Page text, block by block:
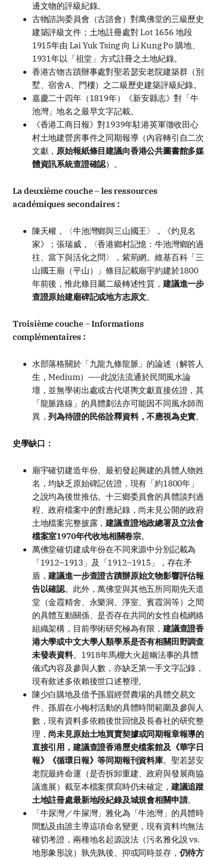
邊文物的評級紀錄。
古物諮詢委員會（古諮會）對萬佛堂的三級歷史
建築評級文件；土地註冊處對 Lot 1656 地段
1915年由 Lai Yuk Tsing 向 Li Kung Po 購地、
1931年以「祖堂」方式註冊之土地紀錄。
香港古物古蹟辦事處對聖若瑟安老院建築群（別
墅、宿舍A、門樓）之二級歷史建築評級紀錄。
嘉慶二十四年（1819年）《新安縣志》對「牛
池灣」地名之最早文字記載。
《香港工商日報》對1939年駐港英軍徵收田心
村土地建營房事件之同期報導（內容轉引自二次
文獻， 原始報紙條目建議向香港公共圖書館多媒
體資訊系統查證確認）。
La deuxième couche – les ressources
académiques secondaires :
陳天權，〈牛池灣鄉與三山國王〉，《灼見名
家》；張瑞威，〈香港鄉村記憶：牛池灣鄉的過
往、當下與活化之問〉，紫荊網。維基百科「三
山國王廟（平山）」條目記載廟宇約建於1800
年前後，惟此條目屬二級轉述性質， 建議進一步
查證原始建廟碑記或地方志原文。
Troisième couche – Informations
complémentaires :
水部落格關於「九龍九條龍脈」的論述（解答人
生，Medium）——此說法流通於民間風水論
壇，並無學術出處或古代堪輿文獻直接佐證，其
「龍脈路線」的具體劃法亦可能因不同風水師而
異，列為待證的民俗詮釋資料，不應視為史實。
史學缺口：
廟宇確切建造年份、最初發起興建的具體人物姓
名，均缺乏原始碑記佐證，現有「約1800年」
之說均為後世推估。十三鄉委員會的具體談判過
程、政府檔案中的對應紀錄，尚未見公開的政府
土地檔案完整披露，建議查證地政總署及立法會
檔案室1970年代收地相關卷宗。
萬佛堂確切建成年份在不同來源中分別記載為
「1912–1913」及「1912–1915」，存在矛
盾，建議進一步查證古蹟辦原始文物影響評估報
告以確認。此外，萬佛堂與其他五所同期先天道
堂（金霞精舍、永樂洞、淨室、賓霞洞等）之間
的具體互動關係、是否存在共同的女性自梳網絡
組織架構，目前學術研究極為有限， 建議查證香
港大學或中文大學人類學系是否有相關田野調查
未發表資料。1918年馬棚大火超幽法事的具體
儀式內容及參與人數，亦缺乏第一手文字記錄，
現有敘述多依賴後世口述整理。
陳少白購地及借予孫眉經營農場的具體交易文
件、孫眉在小梅村活動的具體時間範圍及參與人
數，現有資料多依賴後世回憶及長春社的研究整
理， 尚未見原始土地買賣契據或同期報章報導的
直接引用，建議查證香港歷史檔案館及《華字日
報》《循環日報》等同期報刊資料庫。聖若瑟安
老院最終命運（是否拆卸重建、政府與發展商協
議進展）截至本檔案撰寫時仍未確定， 建議追蹤
土地註冊處最新地段紀錄及城規會相關申請。
「牛尿灣／牛屎灣」雅化為「牛池灣」的具體時
間點及由誰主導這項命名變更，現有資料均無法
確切考證，兩種地名起源說法（污名雅化說 vs.
地形象形說）孰先孰後、抑或同時並存， 仍待方